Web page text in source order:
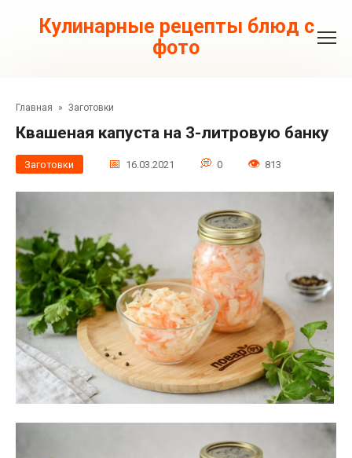
контентуКулинарные рецепты блюд с
фото
Главная » Заготовки
Квашеная капуста на 3-литровую банку
Заготовки 16.03.2021 0 813